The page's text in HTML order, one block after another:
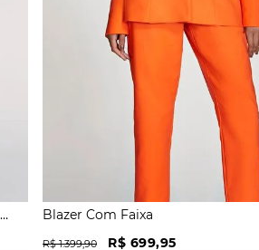
Blazer Com Faixa
R$ 1.399,90 R$ 699,95